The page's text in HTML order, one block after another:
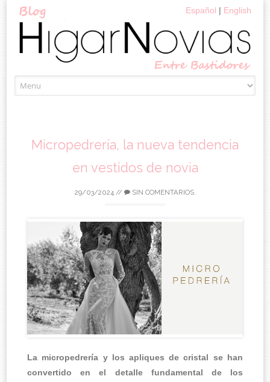
Español | English
el
Micropedrería, la nueva tendencia
en vestidos de novia
29/03/2024// SIN COMENTARIOS.
La micropedrería y los apliques de cristal se han
convertido en el detalle fundamental de los